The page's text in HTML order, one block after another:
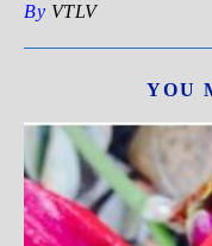
By VTLV
YOU